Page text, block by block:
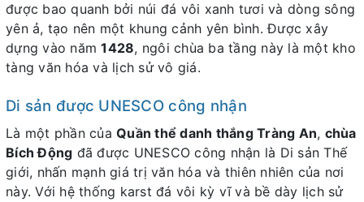
được bao quanh bởi núi đá vôi xanh tươi và dòng sông
yên ả, tạo nên một khung cảnh yên bình. Được xây
dựng vào năm1428, ngôi chùa ba tầng này là một kho
tàng văn hóa và lịch sử vô giá.
Di sản được UNESCO công nhận
Là một phần của Quần thể danh thắng Tràng An, chùa
Bích Động đã được UNESCO công nhận là Di sản Thế
giới, nhấn mạnh giá trị văn hóa và thiên nhiên của nơi
này. Với hệ thống karst đá vôi kỳ vĩ và bề dày lịch sử